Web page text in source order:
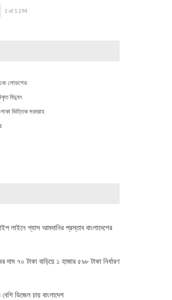
1 of 1,194
এবং লোডশেড
বিদ্যুৎ
ভিত্তিক সরবরাহ
লাইনে গ্যাস আমদানির প্রস্তাব বাংলাদেশের
দাম ৭০ টাকা বাড়িয়ে ১ হাজার ৫৯৮ টাকা নির্ধারণ
ডিজেল চায় বাংলাদেশ